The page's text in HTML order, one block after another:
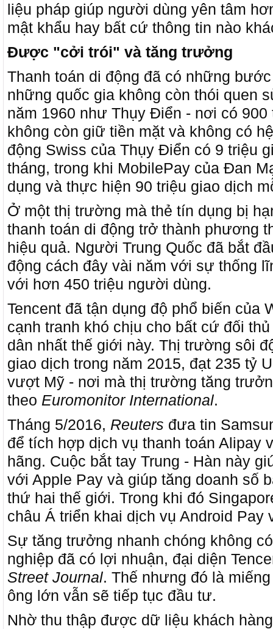
liệu pháp giúp người dùng yên tâm
mật khẩu hay bất cứ thông tin nào
Được "cởi trói" và tăng trưởng
Thanh toán di động đã có những
những quốc gia không còn thói quen
năm 1960 như Thụy Điển - nơi có 900
không còn giữ tiền mặt và không có
động Swiss của Thụy Điển có 9 triệu
tháng, trong khi MobilePay của Đan
dụng và thực hiện 90 triệu giao dịch
Ở một thị trường mà thẻ tín dụng bị
thanh toán di động trở thành phương
hiệu quả. Người Trung Quốc đã bắt
động cách đây vài năm với sự thống
với hơn 450 triệu người dùng.
Tencent đã tận dụng độ phổ biến của
cạnh tranh khó chịu cho bất cứ đối
dân nhất thế giới này. Thị trường sôi
giao dịch trong năm 2015, đạt 235 tỷ
vượt Mỹ - nơi mà thị trường tăng
theo Euromonitor International.
Tháng 5/2016, Reuters đưa tin
để tích hợp dịch vụ thanh toán Alipay
hãng. Cuộc bắt tay Trung - Hàn này
với Apple Pay và giúp tăng doanh số
thứ hai thế giới. Trong khi đó
châu Á triển khai dịch vụ Android Pay
Sự tăng trưởng nhanh chóng không
nghiệp đã có lợi nhuận, đại diện
Street Journal. Thế nhưng đó là
ông lớn vẫn sẽ tiếp tục đầu tư.
Nhờ thu thập được dữ liệu khách